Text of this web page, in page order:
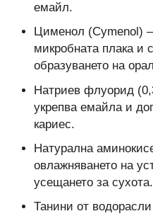
емайл.
Цименол (Cymenol)
микробната плака и
образуването на
Натриев флуорид
укрепва емайла и
кариес.
Натурална
овлажняването на
усещането за сухота.
Танини от